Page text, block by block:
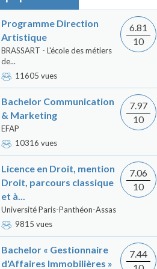
Programme Direction
Artistique
BRASSART - L'école des métiers
de...
11605 vues
6.81
10
Bachelor Communication
& Marketing
EFAP
10316 vues
7.97
10
Licence en Droit, mention
Droit, parcours classique
et à...
Université Paris-Panthéon-Assas
9815 vues
7.06
10
Bachelor « Gestionnaire
d'Affaires Immobilières »
7.44